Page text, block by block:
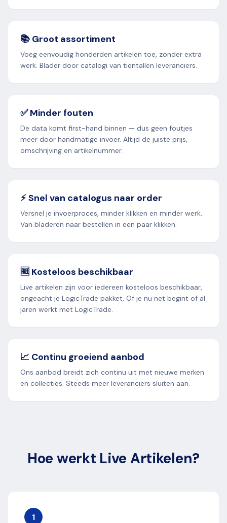
📚 Groot assortiment
Voeg eenvoudig honderden artikelen toe, zonder extra
werk. Blader door catalogi van tientallen leveranciers.
✅ Minder fouten
De data komt first-hand binnen — dus geen foutjes
meer door handmatige invoer. Altijd de juiste prijs,
omschrijving en artikelnummer.
⚡ Snel van catalogus naar order
Versnel je invoerproces, minder klikken en minder werk.
Van bladeren naar bestellen in een paar klikken.
🆓 Kosteloos beschikbaar
Live artikelen zijn voor iedereen kosteloos beschikbaar,
ongeacht je LogicTrade pakket. Of je nu net begint of al
jaren werkt met LogicTrade.
📈 Continu groeiend aanbod
Ons aanbod breidt zich continu uit met nieuwe merken
en collecties. Steeds meer leveranciers sluiten aan.
Hoe werkt Live Artikelen?
1